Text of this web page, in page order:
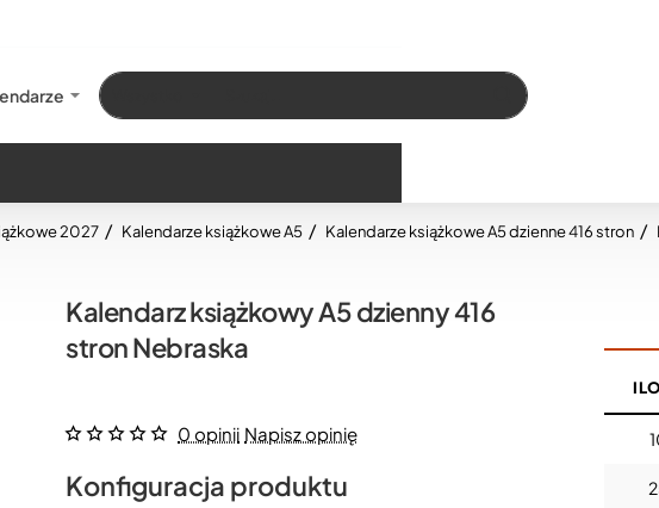
Szukaj…
2027 Kalendarze książkowe A5 Kalendarze książkowe A5 dzienne 416 stron
Kalendarz książkowy A5 dzienny 416
stron Nebraska
0 opinii Napisz opinię
Konfiguracja produktu